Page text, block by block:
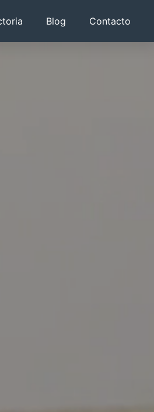
Blog Contacto